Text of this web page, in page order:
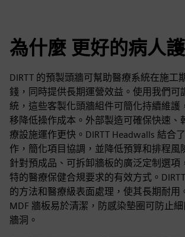
為什麼 更好的病人
DIRTT 的預製頭牆可幫助醫療系統在施工
錢，同時提供長期運營效益。使用我們可
統，這些客製化頭牆組件可簡化持續維護
移降低操作成本。外部製造可確保快速、
療設施運作更快。DIRTT Headwalls 結合
作，簡化項目協調，並降低預算和排程風
針對預成品、可拆卸牆板的廣泛定制選項
特的醫療保健合規要求的有效方式。
的方法和醫療級表面處理，使其長期耐用
MDF 牆板易於清潔，防感染墊圈可防止
牆洞。